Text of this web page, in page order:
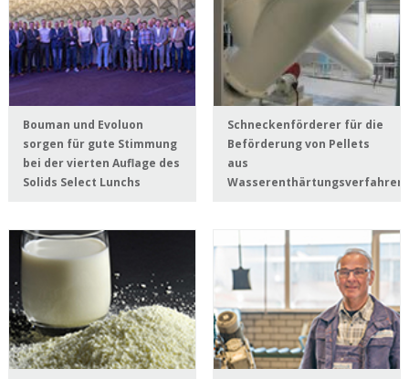
Bouman und Evoluon
sorgen für gute Stimmung
bei der vierten Auflage des
Solids Select Lunchs
Schneckenförderer für die
Beförderung von Pellets
aus
Wasserenthärtungsverfahren